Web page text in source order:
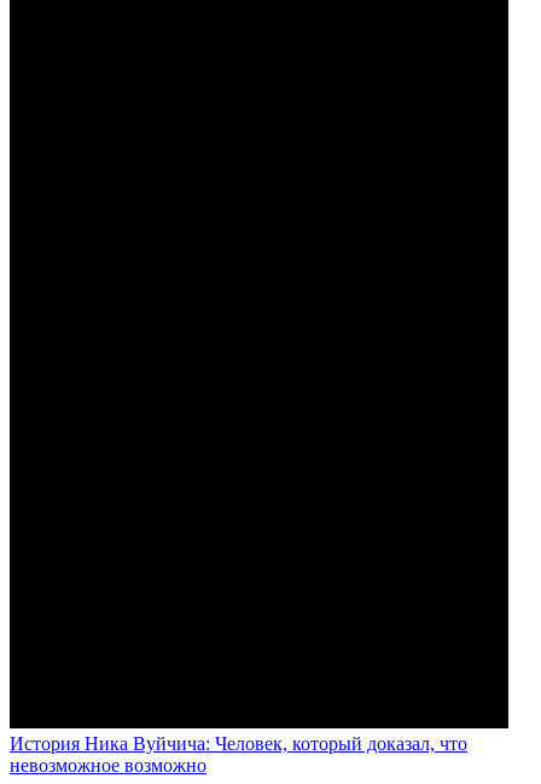
История Ника Вуйчича: Человек, который доказал, что
невозможное возможно